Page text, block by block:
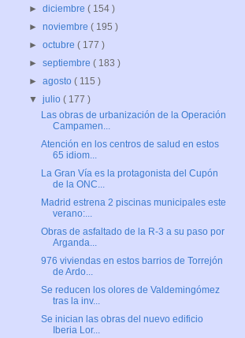
►diciembre( 154 )
►noviembre( 195 )
►octubre( 177 )
►septiembre( 183 )
►agosto( 115 )
▼julio( 177 )
Las obras de urbanización de la Operación
Campamen...
Atención en los centros de salud en estos
65 idiom...
La Gran Vía es la protagonista del Cupón
de la ONC...
Madrid estrena 2 piscinas municipales este
verano:...
Obras de asfaltado de la R-3 a su paso por
Arganda...
976 viviendas en estos barrios de Torrejón
de Ardo...
Se reducen los olores de Valdemingómez
tras la inv...
Se inician las obras del nuevo edificio
Iberia Lor...